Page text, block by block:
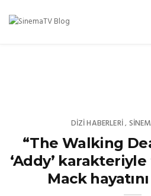
DIZI HABERLERI,
“The Walking
‘Addy’
Mack